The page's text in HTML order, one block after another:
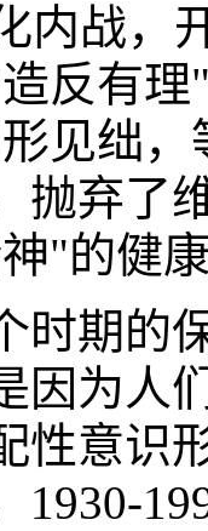
内战，
反有
见绌
抛弃了
"的健
时期的
因为人
性意识
1930-